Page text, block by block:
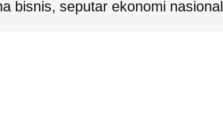
bisnis, seputar ekonomi nasional